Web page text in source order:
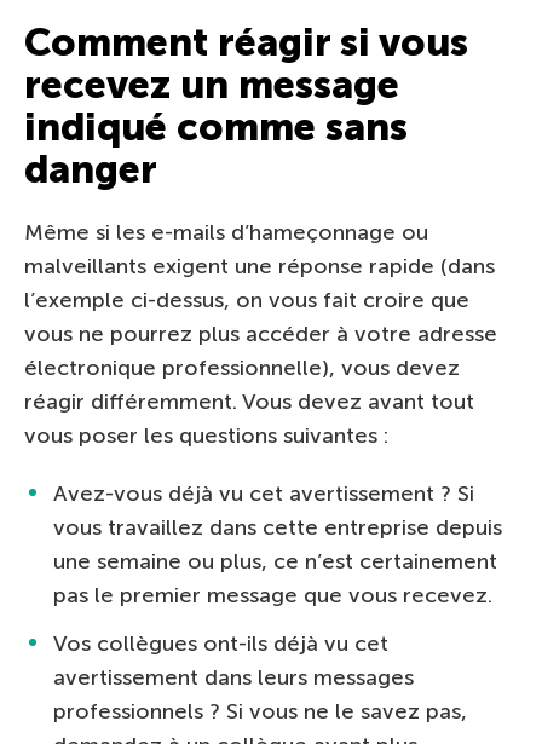
Comment réagir si vous
recevez un message
indiqué comme sans
danger
Même si les e-mails d’hameçonnage ou
malveillants exigent une réponse rapide (dans
l’exemple ci-dessus, on vous fait croire que
vous ne pourrez plus accéder à votre adresse
électronique professionnelle), vous devez
réagir différemment. Vous devez avant tout
vous poser les questions suivantes :
Avez-vous déjà vu cet avertissement ? Si
vous travaillez dans cette entreprise depuis
une semaine ou plus, ce n’est certainement
pas le premier message que vous recevez.
Vos collègues ont-ils déjà vu cet
avertissement dans leurs messages
professionnels ? Si vous ne le savez pas,